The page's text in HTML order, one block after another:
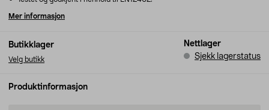
Butikklager
Velg butikk
Nettlager
Sjekk lagerstatus
Mer informasjon
Produktinformasjon